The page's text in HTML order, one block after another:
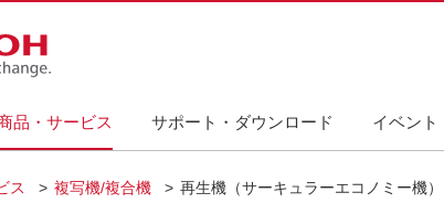
品・サービス サポート・ダウンロード イベント
ス 複写機/複合機 再生機（サーキュラーエコノミー機）